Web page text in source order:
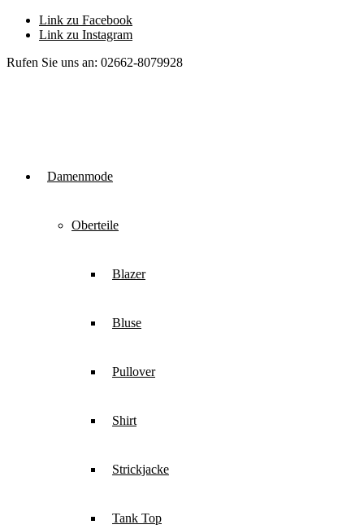
Link zu Facebook
Link zu Instagram
Rufen Sie uns an: 02662-8079928
Damenmode
Oberteile
Blazer
Bluse
Pullover
Shirt
Strickjacke
Tank Top